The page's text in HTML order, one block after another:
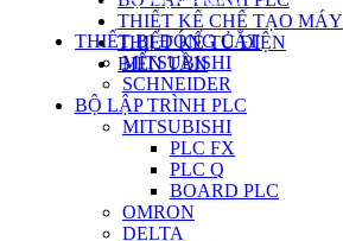
THIẾT KẾ CHẾ TẠO MÁY
THIẾT KẾ TỦ ĐIỆN
BIẾN TẦN
THIẾT BỊ ĐÓNG CẮT
MITSUBISHI
SCHNEIDER
BỘ LẬP TRÌNH PLC
MITSUBISHI
PLC FX
PLC Q
BOARD PLC
OMRON
DELTA